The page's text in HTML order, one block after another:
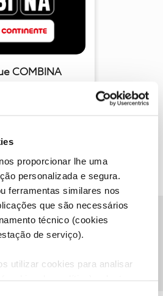
proporcionar lhe uma
personalizada e segura.
ferramentas similares nos
que são necessários
técnico (cookies
de serviço).
utilizar cookies para analisar
COMBINA
de junho